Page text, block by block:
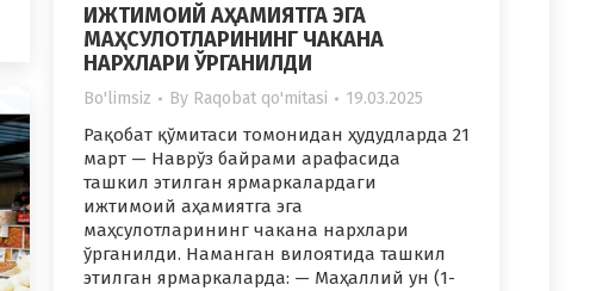
ИЖТИМОИЙ АҲАМИЯТГА ЭГА
МАҲСУЛОТЛАРИНИНГ ЧАКАНА
НАРХЛАРИ ЎРГАНИЛДИ
Bo'limsiz By Raqobat qo'mitasi 19.03.2025
Рақобат қўмитаси томонидан ҳудудларда 21
март — Наврўз байрами арафасида
ташкил этилган ярмаркалардаги
ижтимоий аҳамиятга эга
маҳсулотларининг чакана нархлари
ўрганилди. Наманган вилоятида ташкил
этилган ярмаркаларда: — Маҳаллий ун (1-